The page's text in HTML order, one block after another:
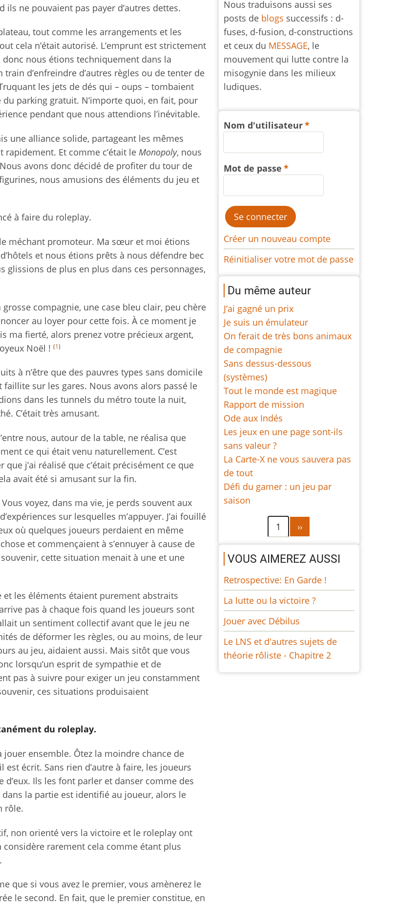
ils ne pouvaient pas payer d’autres dettes.
tout comme les arrangements et les
cela n’était autorisé. L’emprunt est strictement
nous étions techniquement dans la
d’enfreindre d’autres règles ou de tenter de
les jets de dés qui – oups – tombaient
parking gratuit. N’importe quoi, en fait, pour
pendant que nous attendions l’inévitable.
une alliance solide, partageant les mêmes
Et comme c’était le Monopoly, nous
avons donc décidé de profiter du tour de
nous amusions des éléments du jeu et
à faire du roleplay.
méchant promoteur. Ma sœur et moi étions
et nous étions prêts à nous défendre bec
de plus en plus dans ces personnages,
compagnie, une case bleu clair, peu chère
au loyer pour cette fois. À ce moment je
ma fierté, alors prenez votre précieux argent,
Noël ! (1)
à n’être que des pauvres types sans domicile
sur les gares. Nous avons alors passé le
dans les tunnels du métro toute la nuit,
C’était très amusant.
nous, autour de la table, ne réalisa que
ce qui était venu naturellement. C’est
j’ai réalisé que c’était précisément ce que
avait été si amusant sur la fin.
voyez, dans ma vie, je perds souvent aux
sur lesquelles m’appuyer. J’ai fouillé
où quelques joueurs perdaient en même
et commençaient à s’ennuyer à cause de
cette situation menait à une et une
les éléments étaient purement abstraits
pas à chaque fois quand les joueurs sont
un sentiment collectif avant que le jeu ne
de déformer les règles, ou au moins, de leur
au jeu, aidaient aussi. Mais sitôt que vous
lorsqu’un esprit de sympathie et de
pas à suivre pour exiger un jeu constamment
ces situations produisaient
du roleplay.
ensemble. Ôtez la moindre chance de
écrit. Sans rien d’autre à faire, les joueurs
d’eux. Ils les font parler et danser comme des
la partie est identifié au joueur, alors le
rôle.
non orienté vers la victoire et le roleplay ont
rarement cela comme étant plus
que si vous avez le premier, vous amènerez le
le second. En fait, que le premier constitue, en
Nous traduisons aussi ses
posts de blogs successifs : d-
fuses, d-fusion, d-constructions
et ceux du MESSAGE, le
mouvement qui lutte contre la
misogynie dans les milieux
ludiques.
Nom d'utilisateur
Mot de passe
Créer un nouveau compte
Réinitialiser votre mot de passe
Du même auteur
J’ai gagné un prix
Je suis un émulateur
On ferait de très bons animaux
de compagnie
Sans dessus-dessous
(systèmes)
Tout le monde est magique
Rapport de mission
Ode aux Indés
Les jeux en une page sont-ils
sans valeur ?
La Carte-X ne vous sauvera pas
de tout
Défi du gamer : un jeu par
saison
Pagination1
Page
suivante
››
VOUS AIMEREZ AUSSI
Retrospective: En Garde !
La lutte ou la victoire ?
Jouer avec Débilus
Le LNS et d'autres sujets de
théorie rôliste - Chapitre 2